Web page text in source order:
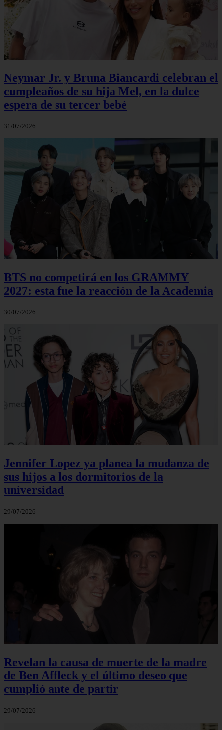
Neymar Jr. y Bruna Biancardi celebran el
cumpleaños de su hija Mel, en la dulce
espera de su tercer bebé
31/07/2026
BTS no competirá en los GRAMMY
2027: esta fue la reacción de la Academia
30/07/2026
Jennifer Lopez ya planea la mudanza de
sus hijos a los dormitorios de la
universidad
29/07/2026
Revelan la causa de muerte de la madre
de Ben Affleck y el último deseo que
cumplió ante de partir
29/07/2026